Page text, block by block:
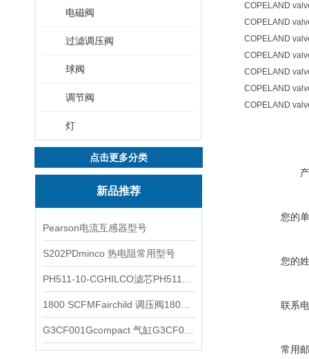
电磁阀
过滤调压阀
球阀
调节阀
灯
点击更多分类
新品推荐
Pearson电流互感器型号
S202PDminco 热电阻常用型号
COPELAND valve
COPELAND valve
COPELAND valve
COPELAND valve
COPELAND valve
COPELAND valve
COPELAND valve
您的
您的
联系
常用